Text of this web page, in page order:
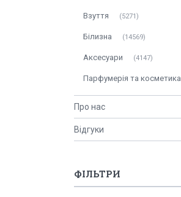
Взуття 5271
Білизна 14569
Аксесуари 4147
Парфумерія та косметика
Про нас
Відгуки
ФІЛЬТРИ